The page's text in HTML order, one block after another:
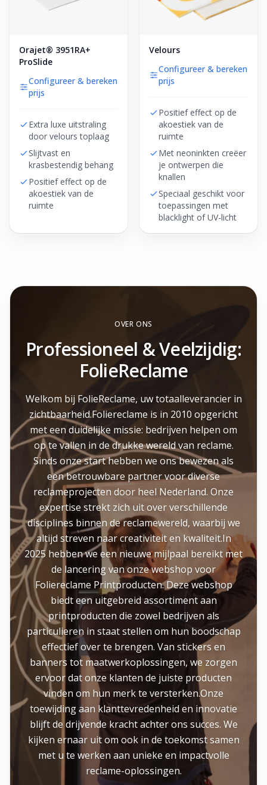
Orajet® 3951RA+
ProSlide
Configureer & bereken
prijs
Extra luxe uitstraling
door velours toplaag
Slijtvast en
krasbestendig behang
Positief effect op de
akoestiek van de
ruimte
Velours
Configureer & bereken
prijs
Positief effect op de
akoestiek van de
ruimte
Met neoninkten creëer
je ontwerpen die
knallen
Speciaal geschikt voor
toepassingen met
blacklight of UV-licht
OVER ONS
Professioneel & Veelzijdig:
FolieReclame
Welkom bij FolieReclame, uw totaalleverancier in
zichtbaarheid.Foliereclame is in 2010 opgericht
met een duidelijke missie: bedrijven helpen om
op te vallen in de drukke wereld van reclame.
Sinds onze start hebben we ons bewezen als
een betrouwbare partner voor diverse
reclameprojecten door heel Nederland. Onze
expertise strekt zich uit over verschillende
disciplines binnen de reclamewereld, waarbij we
altijd streven naar creativiteit en kwaliteit.In
2025 hebben we een nieuwe mijlpaal bereikt met
de lancering van onze webshop voor
Foliereclame Printproducten. Deze webshop
biedt een uitgebreid assortiment aan
printproducten die zowel bedrijven als
particulieren in staat stellen om hun boodschap
effectief over te brengen. Van stickers en
banners tot maatwerkoplossingen, we zorgen
ervoor dat onze klanten de juiste producten
vinden om hun merk te versterken.Onze
toewijding aan klanttevredenheid en innovatie
blijft de drijvende kracht achter ons succes. We
kijken ernaar uit om ook in de toekomst samen
met u te werken aan unieke en impactvolle
reclame-oplossingen.